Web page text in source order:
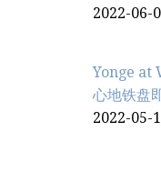
2022-06-
Yonge at
心地铁盘
2022-05-